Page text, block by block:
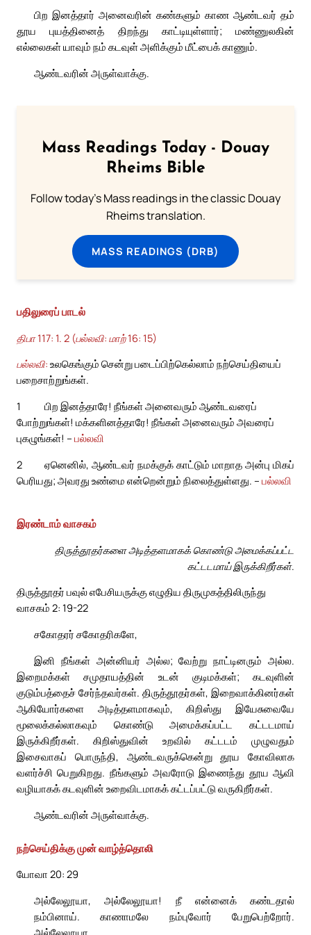
பிற இனத்தார் அனைவரின் கண்களும் காண ஆண்டவர் தம்
தூய புயத்தினைத் திறந்து காட்டியுள்ளார்; மண்ணுலகின்
எல்லைகள் யாவும் நம் கடவுள் அளிக்கும் மீட்பைக் காணும்.
ஆண்டவரின் அருள்வாக்கு.
Mass Readings Today - Douay
Rheims Bible
Follow today's Mass readings in the classic Douay
Rheims translation.
MASS READINGS (DRB)
பதிலுரைப் பாடல்
திபா 117: 1. 2 (பல்லவி: மாற் 16: 15)
பல்லவி: உலகெங்கும் சென்று படைப்பிற்கெல்லாம் நற்செய்தியைப்
பறைசாற்றுங்கள்.
1
பிற இனத்தாரே! நீங்கள் அனைவரும் ஆண்டவரைப்
போற்றுங்கள்! மக்களினத்தாரே! நீங்கள் அனைவரும் அவரைப்
புகழுங்கள்! – பல்லவி
2
ஏனெனில், ஆண்டவர் நமக்குக் காட்டும் மாறாத அன்பு மிகப்
பெரியது; அவரது உண்மை என்றென்றும் நிலைத்துள்ளது. – பல்லவி
இரண்டாம் வாசகம்
திருத்தூதர்களை அடித்தளமாகக் கொண்டு அமைக்கப்பட்ட
கட்டடமாய் இருக்கிறீர்கள்.
திருத்தூதர் பவுல் எபேசியருக்கு எழுதிய திருமுகத்திலிருந்து
வாசகம் 2: 19-22
சகோதரர் சகோதரிகளே,
இனி நீங்கள் அன்னியர் அல்ல; வேற்று நாட்டினரும் அல்ல.
இறைமக்கள் சமுதாயத்தின் உடன் குடிமக்கள்; கடவுளின்
குடும்பத்தைச் சேர்ந்தவர்கள். திருத்தூதர்கள், இறைவாக்கினர்கள்
ஆகியோர்களை அடித்தளமாகவும், கிறிஸ்து இயேசுவையே
மூலைக்கல்லாகவும் கொண்டு அமைக்கப்பட்ட கட்டடமாய்
இருக்கிறீர்கள். கிறிஸ்துவின் உறவில் கட்டடம் முழுவதும்
இசைவாகப் பொருந்தி, ஆண்டவருக்கென்று தூய கோவிலாக
வளர்ச்சி பெறுகிறது. நீங்களும் அவரோடு இணைந்து தூய ஆவி
வழியாகக் கடவுளின் உறைவிடமாகக் கட்டப்பட்டு வருகிறீர்கள்.
ஆண்டவரின் அருள்வாக்கு.
நற்செய்திக்கு முன் வாழ்த்தொலி
யோவா 20: 29
அல்லேலூயா, அல்லேலூயா! நீ என்னைக் கண்டதால்
நம்பினாய். காணாமலே நம்புவோர் பேறுபெற்றோர்.
அல்லேலூயா.